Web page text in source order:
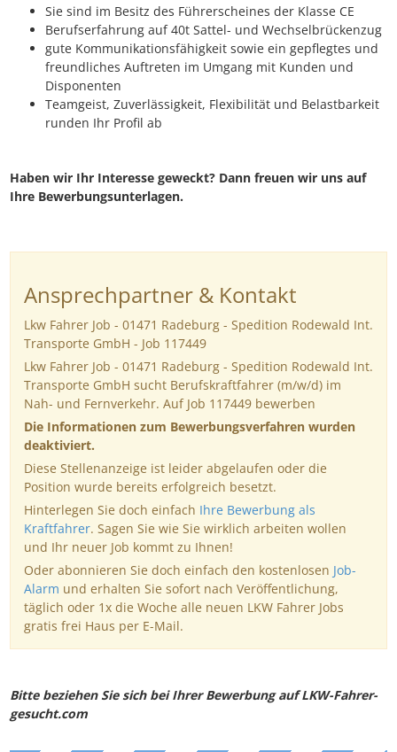
Sie sind im Besitz des Führerscheines der Klasse CE
Berufserfahrung auf 40t Sattel- und Wechselbrückenzug
gute Kommunikationsfähigkeit sowie ein gepflegtes und
freundliches Auftreten im Umgang mit Kunden und
Disponenten
Teamgeist, Zuverlässigkeit, Flexibilität und Belastbarkeit
runden Ihr Profil ab
Haben wir Ihr Interesse geweckt? Dann freuen wir uns auf
Ihre Bewerbungsunterlagen.
Ansprechpartner & Kontakt
Lkw Fahrer Job - 01471 Radeburg - Spedition Rodewald Int.
Transporte GmbH - Job 117449
Lkw Fahrer Job - 01471 Radeburg - Spedition Rodewald Int.
Transporte GmbH sucht Berufskraftfahrer (m/w/d) im
Nah- und Fernverkehr. Auf Job 117449 bewerben
Die Informationen zum Bewerbungsverfahren wurden
deaktiviert.
Diese Stellenanzeige ist leider abgelaufen oder die
Position wurde bereits erfolgreich besetzt.
Hinterlegen Sie doch einfach Ihre Bewerbung als
Kraftfahrer. Sagen Sie wie Sie wirklich arbeiten wollen
und Ihr neuer Job kommt zu Ihnen!
Oder abonnieren Sie doch einfach den kostenlosen Job-
Alarm und erhalten Sie sofort nach Veröffentlichung,
täglich oder 1x die Woche alle neuen LKW Fahrer Jobs
gratis frei Haus per E-Mail.
Bitte beziehen Sie sich bei Ihrer Bewerbung auf LKW-Fahrer-
gesucht.com